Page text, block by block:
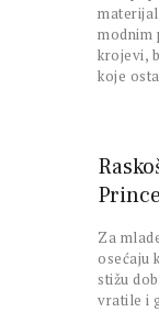
modnim
krojevi,
koje
Za
osećaju
stižu
vratile i